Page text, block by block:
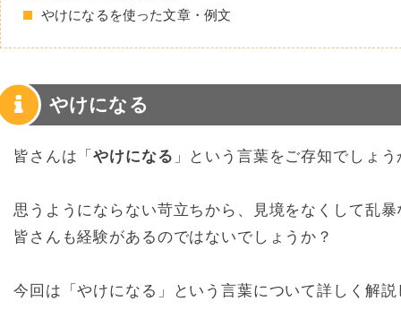
やけになるを使った文章・例文
やけになる
皆さんは「やけになる 」という言葉をご存知でしょう
思うようにならない苛立ちから、見境をなくして乱
皆さんも経験があるのではないでしょうか？
今回は「やけになる」という言葉について詳しく解説